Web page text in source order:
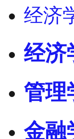
经济
经济
管理
金融